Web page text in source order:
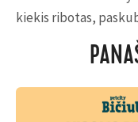
kiekis ribotas,